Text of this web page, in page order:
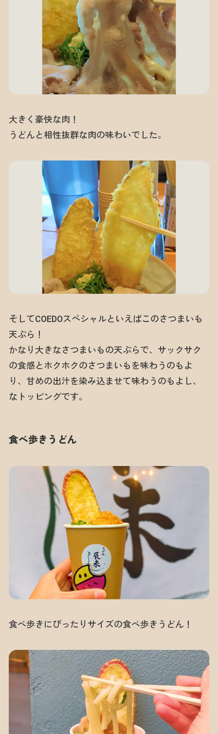
大きく豪快な肉！
うどんと相性抜群な肉の味わいでした。
そしてCOEDOスペシャルといえばこのさつまいも
天ぷら！
かなり大きなさつまいもの天ぷらで、サックサク
の食感とホクホクのさつまいもを味わうのもよ
り、甘めの出汁を染み込ませて味わうのもよし、
なトッピングです。
食べ歩きうどん
食べ歩きにぴったりサイズの食べ歩きうどん！